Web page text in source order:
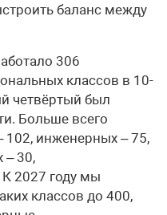
баланс между
306
классов в 10-
четвёртый был
Больше всего
102, инженерных – 75,
– 30,
2027 году мы
классов до 400,